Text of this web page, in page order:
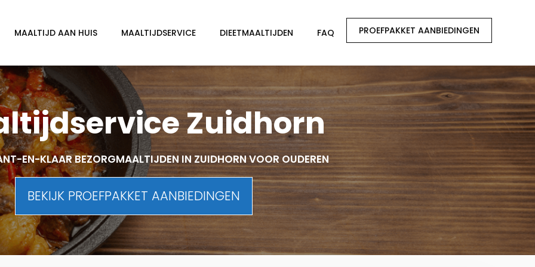
MAALTIJD AAN HUIS MAALTIJDSERVICE DIEETMAALTIJDEN FAQ PROEFPAKKET AANBIEDINGEN
Zuidhorn
EN-KLAAR BEZORGMAALTIJDEN IN ZUIDHORN VOOR OUDEREN
BEKIJK PROEFPAKKET AANBIEDINGEN